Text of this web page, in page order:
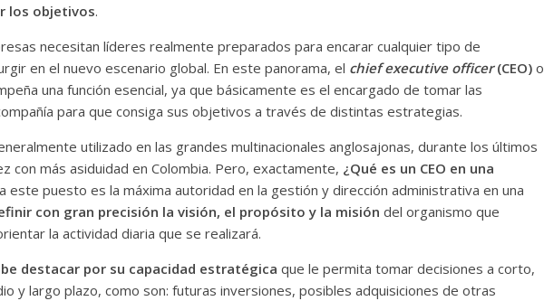
los objetivos.
necesitan líderes realmente preparados para encarar cualquier tipo de
en el nuevo escenario global. En este panorama, el chief executive officer(CEO) o
una función esencial, ya que básicamente es el encargado de tomar las
para que consiga sus objetivos a través de distintas estrategias.
utilizado en las grandes multinacionales anglosajonas, durante los últimos
con más asiduidad en Colombia. Pero, exactamente, ¿Qué es un CEO en una
este puesto es la máxima autoridad en la gestión y dirección administrativa en una
con gran precisión la visión, el propósito y la misión del organismo que
la actividad diaria que se realizará.
destacar por su capacidad estratégica que le permita tomar decisiones a corto,
y largo plazo, como son: futuras inversiones, posibles adquisiciones de otras